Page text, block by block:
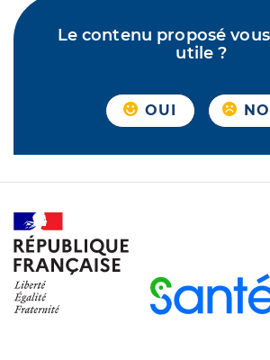
Le contenu proposé
utile ?
OUI